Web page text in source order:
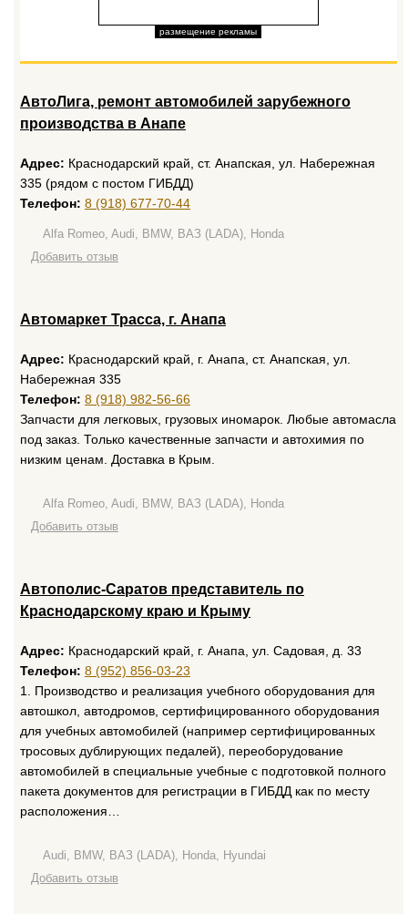
размещение рекламы
АвтоЛига, ремонт автомобилей зарубежного
производства в Анапе
Адрес: Краснодарский край, ст. Анапская, ул. Набережная
335 (рядом с постом ГИБДД)
Телефон: 8 (918) 677-70-44
Alfa Romeo, Audi, BMW, ВАЗ (LADA), Honda
Добавить отзыв
Автомаркет Трасса, г. Анапа
Адрес: Краснодарский край, г. Анапа, ст. Анапская, ул.
Набережная 335
Телефон: 8 (918) 982-56-66
Запчасти для легковых, грузовых иномарок. Любые автомасла
под заказ. Только качественные запчасти и автохимия по
низким ценам. Доставка в Крым.
Alfa Romeo, Audi, BMW, ВАЗ (LADA), Honda
Добавить отзыв
Автополис-Саратов представитель по
Краснодарскому краю и Крыму
Адрес: Краснодарский край, г. Анапа, ул. Садовая, д. 33
Телефон: 8 (952) 856-03-23
1. Производство и реализация учебного оборудования для
автошкол, автодромов, сертифицированного оборудования
для учебных автомобилей (например сертифицированных
тросовых дублирующих педалей), переоборудование
автомобилей в специальные учебные с подготовкой полного
пакета документов для регистрации в ГИБДД как по месту
расположения…
Audi, BMW, ВАЗ (LADA), Honda, Hyundai
Добавить отзыв